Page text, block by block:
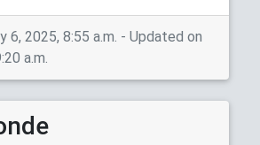
6, 2025, 8:55 a.m. - Updated on
a.m.